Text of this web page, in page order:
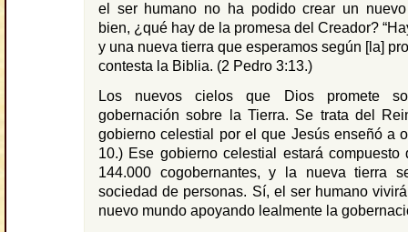
el ser humano no ha podido crear un nuevo
bien, ¿qué hay de la promesa del Creador?
y una nueva tierra que esperamos según [la]
contesta la Biblia. (2 Pedro 3:13.)
Los nuevos cielos que Dios promete
gobernación sobre la Tierra. Se trata del
gobierno celestial por el que Jesús enseñó a
10.) Ese gobierno celestial estará compuesto
144.000 cogobernantes, y la nueva tierra
sociedad de personas. Sí, el ser humano
nuevo mundo apoyando lealmente la